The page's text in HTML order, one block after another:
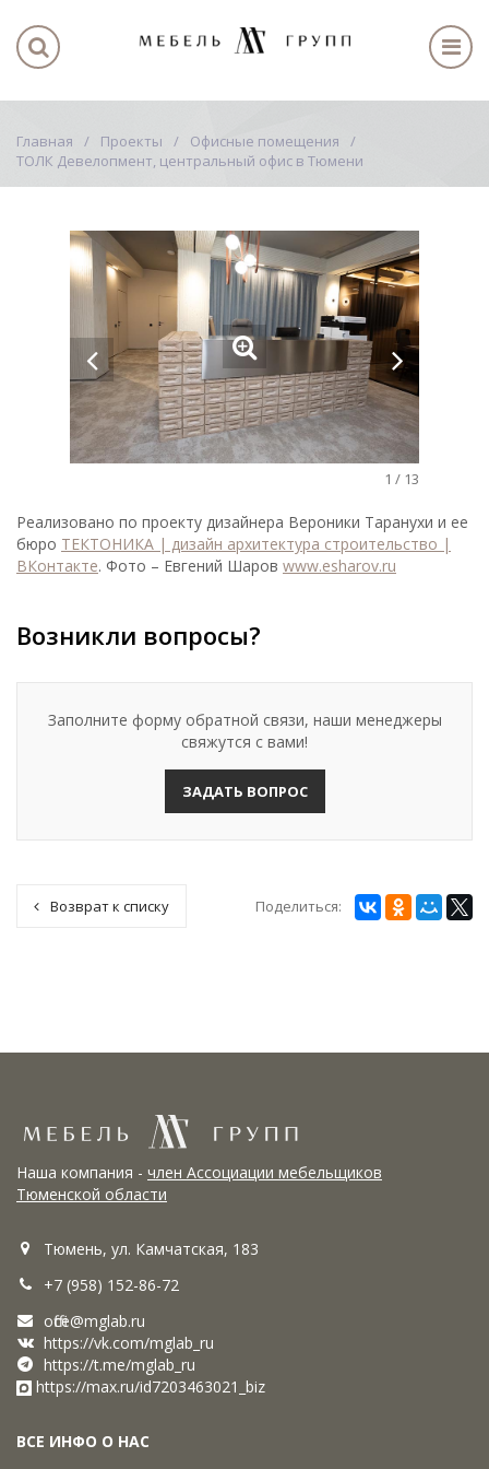
Главная Проекты
Офисные помещения
ТОЛК Девелопмент, центральный офис в Тюмени
1 / 13
Реализовано по проекту дизайнера Вероники Таранухи и ее
бюро ТЕКТОНИКА | дизайн архитектура строительство |
ВКонтакте. Фото – Евгений Шаров www.esharov.ru
Возникли вопросы?
Заполните форму обратной связи, наши менеджеры
свяжутся с вами!
ЗАДАТЬ ВОПРОС
Возврат к списку Поделиться:
Наша компания - член Ассоциации мебельщиков
Тюменской области
Тюмень, ул. Камчатская, 183
+7 (958) 152-86-72
office@mglab.ru
https://vk.com/mglab_ru
https://t.me/mglab_ru
https://max.ru/id7203463021_biz
ВСЕ ИНФО О НАС